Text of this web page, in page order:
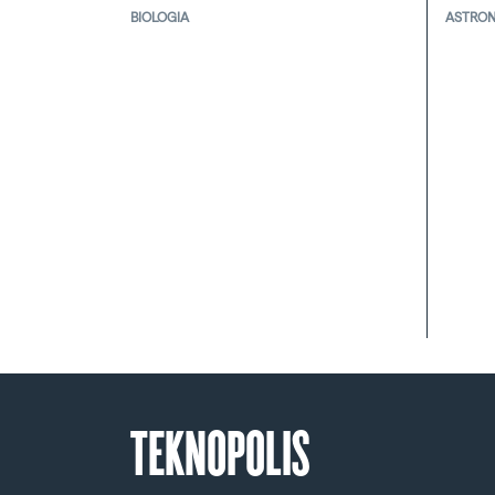
BIOLOGIA
TEKNOPOLIS